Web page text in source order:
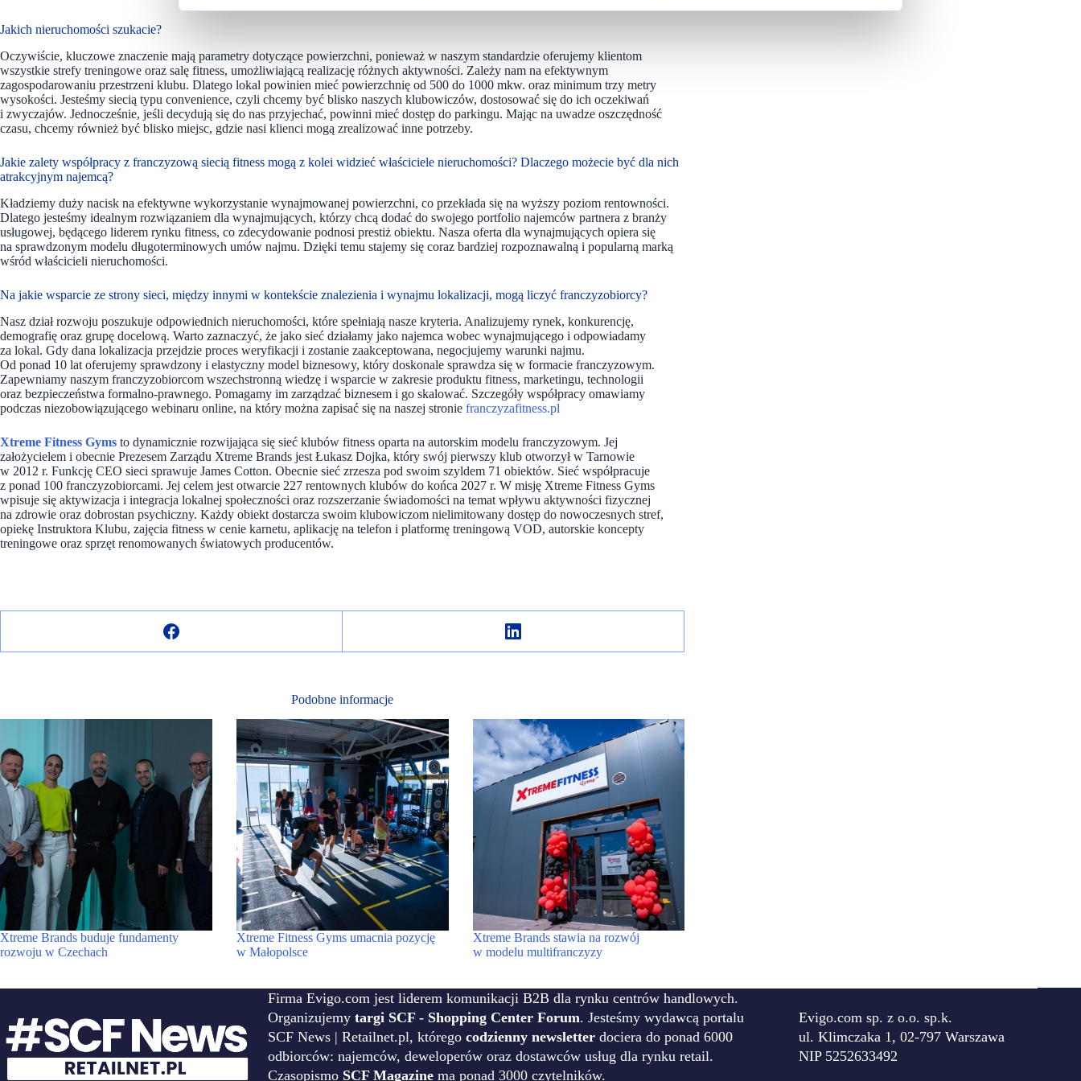
Jakich nieruchomości szukacie?
Oczywiście, kluczowe znaczenie mają parametry dotyczące powierzchni, ponieważ w naszym standardzie oferujemy klientom
wszystkie strefy treningowe oraz salę fitness, umożliwiającą realizację różnych aktywności. Zależy nam na efektywnym
zagospodarowaniu przestrzeni klubu. Dlatego lokal powinien mieć powierzchnię od 500 do 1000 mkw. oraz minimum trzy metry
wysokości. Jesteśmy siecią typu convenience, czyli chcemy być blisko naszych klubowiczów, dostosować się do ich oczekiwań
i zwyczajów. Jednocześnie, jeśli decydują się do nas przyjechać, powinni mieć dostęp do parkingu. Mając na uwadze oszczędność
czasu, chcemy również być blisko miejsc, gdzie nasi klienci mogą zrealizować inne potrzeby.
Jakie zalety współpracy z franczyzową siecią fitness mogą z kolei widzieć właściciele nieruchomości? Dlaczego możecie być dla nich
atrakcyjnym najemcą?
Kładziemy duży nacisk na efektywne wykorzystanie wynajmowanej powierzchni, co przekłada się na wyższy poziom rentowności.
Dlatego jesteśmy idealnym rozwiązaniem dla wynajmujących, którzy chcą dodać do swojego portfolio najemców partnera z branży
usługowej, będącego liderem rynku fitness, co zdecydowanie podnosi prestiż obiektu. Nasza oferta dla wynajmujących opiera się
na sprawdzonym modelu długoterminowych umów najmu. Dzięki temu stajemy się coraz bardziej rozpoznawalną i popularną marką
wśród właścicieli nieruchomości.
Na jakie wsparcie ze strony sieci, między innymi w kontekście znalezienia i wynajmu lokalizacji, mogą liczyć franczyzobiorcy?
Nasz dział rozwoju poszukuje odpowiednich nieruchomości, które spełniają nasze kryteria. Analizujemy rynek, konkurencję,
demografię oraz grupę docelową. Warto zaznaczyć, że jako sieć działamy jako najemca wobec wynajmującego i odpowiadamy
za lokal. Gdy dana lokalizacja przejdzie proces weryfikacji i zostanie zaakceptowana, negocjujemy warunki najmu.
Od ponad 10 lat oferujemy sprawdzony i elastyczny model biznesowy, który doskonale sprawdza się w formacie franczyzowym.
Zapewniamy naszym franczyzobiorcom wszechstronną wiedzę i wsparcie w zakresie produktu fitness, marketingu, technologii
oraz bezpieczeństwa formalno-prawnego. Pomagamy im zarządzać biznesem i go skalować. Szczegóły współpracy omawiamy
podczas niezobowiązującego webinaru online, na który można zapisać się na naszej stronie franczyzafitness.pl
Xtreme Fitness Gyms to dynamicznie rozwijająca się sieć klubów fitness oparta na autorskim modelu franczyzowym. Jej
założycielem i obecnie Prezesem Zarządu Xtreme Brands jest Łukasz Dojka, który swój pierwszy klub otworzył w Tarnowie
w 2012 r. Funkcję CEO sieci sprawuje James Cotton. Obecnie sieć zrzesza pod swoim szyldem 71 obiektów. Sieć współpracuje
z ponad 100 franczyzobiorcami. Jej celem jest otwarcie 227 rentownych klubów do końca 2027 r. W misję Xtreme Fitness Gyms
wpisuje się aktywizacja i integracja lokalnej społeczności oraz rozszerzanie świadomości na temat wpływu aktywności fizycznej
na zdrowie oraz dobrostan psychiczny. Każdy obiekt dostarcza swoim klubowiczom nielimitowany dostęp do nowoczesnych stref,
opiekę Instruktora Klubu, zajęcia fitness w cenie karnetu, aplikację na telefon i platformę treningową VOD, autorskie koncepty
treningowe oraz sprzęt renomowanych światowych producentów.
Podobne informacje
Xtreme Brands buduje fundamenty
rozwoju w Czechach
Xtreme Fitness Gyms umacnia pozycję
w Małopolsce
Xtreme Brands stawia na rozwój
w modelu multifranczyzy
Firma Evigo.com jest liderem komunikacji B2B dla rynku centrów handlowych.
Organizujemy targi SCF - Shopping Center Forum. Jesteśmy wydawcą portalu
SCF News | Retailnet.pl, którego codzienny newsletter dociera do ponad 6000
odbiorców: najemców, deweloperów oraz dostawców usług dla rynku retail.
Czasopismo SCF Magazine ma ponad 3000 czytelników.
Evigo.com sp. z o.o. sp.k.
ul. Klimczaka 1, 02-797 Warszawa
NIP 5252633492